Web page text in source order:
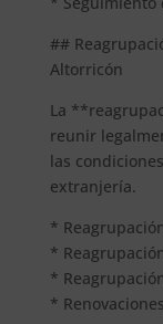
##
Altorricón
La
reunir
las
extranjería.
*
*
*
*